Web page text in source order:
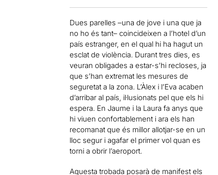
Dues parelles –una de jove i una que ja
no ho és tant– coincideixen a l’hotel d’un
país estranger, en el qual hi ha hagut un
esclat de violència. Durant tres dies, es
veuran obligades a estar-s’hi recloses, ja
que s’han extremat les mesures de
seguretat a la zona. L’Àlex i l’Eva acaben
d’arribar al país, il·lusionats pel que els hi
espera. En Jaume i la Laura fa anys que
hi viuen confortablement i ara els han
recomanat que és millor allotjar-se en un
lloc segur i agafar el primer vol quan es
torni a obrir l’aeroport.
Aquesta trobada posarà de manifest els